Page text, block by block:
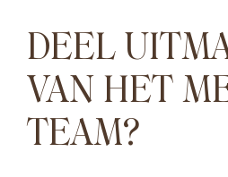
DEEL
VAN HET
TEAM?